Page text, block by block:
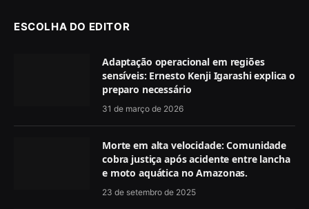
ESCOLHA DO EDITOR
Adaptação operacional em regiões
sensíveis: Ernesto Kenji Igarashi explica o
preparo necessário
31 de março de 2026
Morte em alta velocidade: Comunidade
cobra justiça após acidente entre lancha
e moto aquática no Amazonas.
23 de setembro de 2025